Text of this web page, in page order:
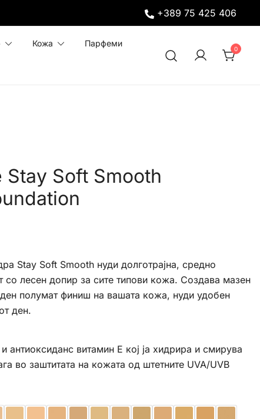
+389 75 425 406
Кожа Парфеми
0
Stay Soft Smooth
Stay Soft Smooth нуди долготрајна, средно
со лесен допир за сите типови кожа. Создава мазен
полумат финиш на вашата кожа, нуди удобен
ден.
антиоксиданс витамин Е кој ја хидрира и смирува
во заштитата на кожата од штетните UVA/UVB